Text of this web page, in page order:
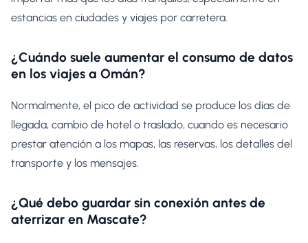
estancias en ciudades y viajes por carretera.
¿Cuándo suele aumentar el consumo de datos
en los viajes a Omán?
Normalmente, el pico de actividad se produce los días de
llegada, cambio de hotel o traslado, cuando es necesario
prestar atención a los mapas, las reservas, los detalles del
transporte y los mensajes.
¿Qué debo guardar sin conexión antes de
aterrizar en Mascate?